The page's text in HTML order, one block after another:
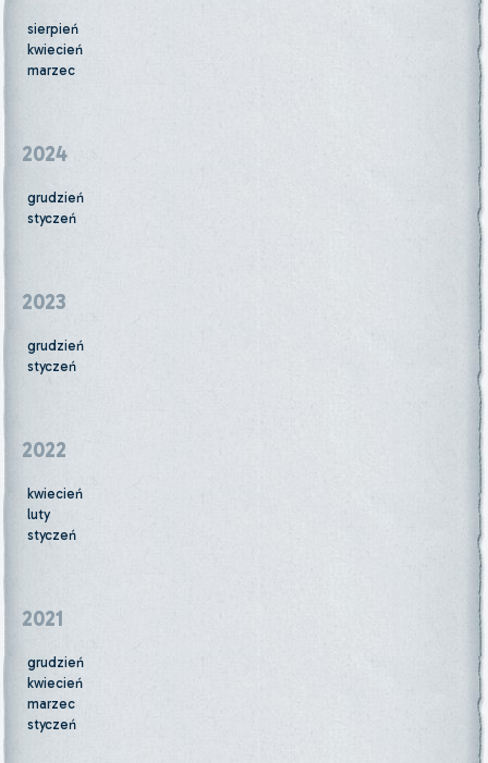
sierpień
kwiecień
marzec
2024
grudzień
styczeń
2023
grudzień
styczeń
2022
kwiecień
luty
styczeń
2021
grudzień
kwiecień
marzec
styczeń